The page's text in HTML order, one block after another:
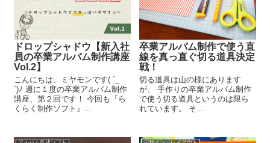
ドロップシャドウ【新入社
員の卒業アルバム制作講座
Vol.2】
こんにちは、ミヤモンです( ´_ゝ
`)ﾉ 週に１度の卒業アルバム制作
講座、第２回です！ 今回も『ら
くらく制作ソフト』...
卒業アルバム制作で使う直
線を真っ直ぐ切る道具決定
戦！
切る道具は山の様にあります
が、 手作りの卒業アルバム制作
で使う切る道具というのは限ら
れています。 そ...